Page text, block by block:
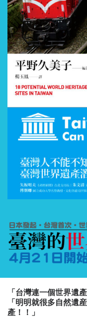
「台灣連一個世界遺
「明明就很多自然遺
產！！」